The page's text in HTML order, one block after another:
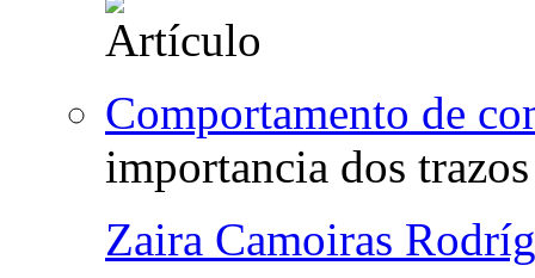
Comportamento de
importancia dos
Zaira Camoiras